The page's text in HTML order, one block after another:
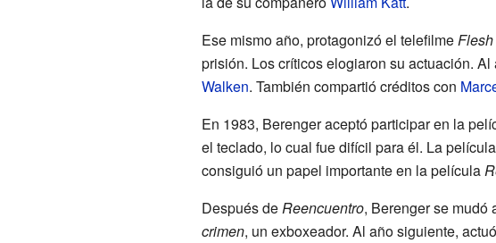
Ese mismo año, protagonizó el telefilme
prisión. Los críticos elogiaron su actuación.
Walken. También compartió créditos con
En 1983, Berenger aceptó participar en la
el teclado, lo cual fue difícil para él. La
consiguió un papel importante en la película
Después deReencuentro, Berenger se mudó
crimen, un exboxeador. Al año siguiente,